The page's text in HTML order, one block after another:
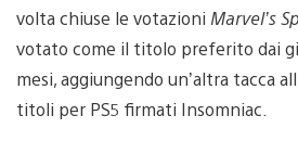
volta chiuse le votazioni Marvel’s
votato come il titolo preferito dai
mesi, aggiungendo un’altra tacca
titoli per PS5 firmati Insomniac.